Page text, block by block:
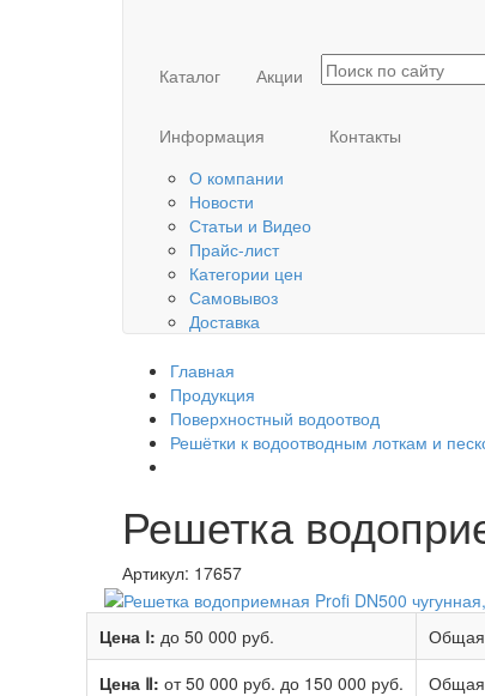
Каталог Акции
Информация
О компании
Новости
Статьи и Видео
Прайс-лист
Категории цен
Самовывоз
Доставка
Контакты
Главная
Продукция
Поверхностный водоотвод
Решётки к водоотводным лоткам и
Решетка
Артикул: 17657
Цена Ⅰ: до 50 000 руб. Общая
Цена Ⅱ: от 50 000 руб. до 150 000 руб. Общая